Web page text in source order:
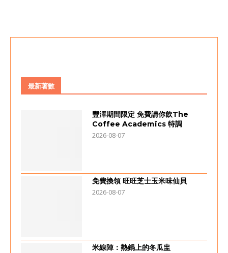
最新著數
豐澤期間限定 免費請你飲The
Coffee Academïcs 特調
2026-08-07
免費換領 旺旺芝士玉米味仙貝
2026-08-07
米線陣：熱鍋上的冬瓜盅